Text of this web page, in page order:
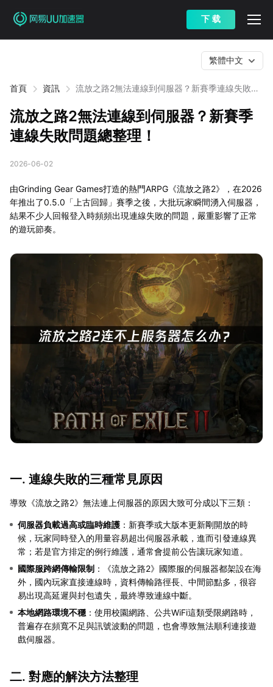
下 载
首頁 資訊
流放之路2無法連線到伺服器？新賽季連線失敗問
繁體中文
流放之路2無法連線到伺服器？新賽季
連線失敗問題總整理！
2026-06-02
由Grinding Gear Games打造的熱門ARPG《流放之路2》，在2026
年推出了0.5.0「上古回歸」賽季之後，大批玩家瞬間湧入伺服器，
結果不少人回報登入時頻頻出現連線失敗的問題，嚴重影響了正常
的遊玩節奏。
一. 連線失敗的三種常見原因
導致《流放之路2》無法連上伺服器的原因大致可分成以下三類：
伺服器負載過高或臨時維護 ：新賽季或大版本更新剛開放的時
候，玩家同時登入的用量容易超出伺服器承載，進而引發連線異
常；若是官方排定的例行維護，通常會提前公告讓玩家知道。
國際服跨網傳輸限制 ：《流放之路2》國際服的伺服器都架設在海
外，國內玩家直接連線時，資料傳輸路徑長、中間節點多，很容
易出現高延遲與封包遺失，最終導致連線中斷。
本地網路環境不穩 ：使用校園網路、公共WiFi這類受限網路時，
普遍存在頻寬不足與訊號波動的問題，也會導致無法順利連接遊
戲伺服器。
二. 對應的解決方法整理